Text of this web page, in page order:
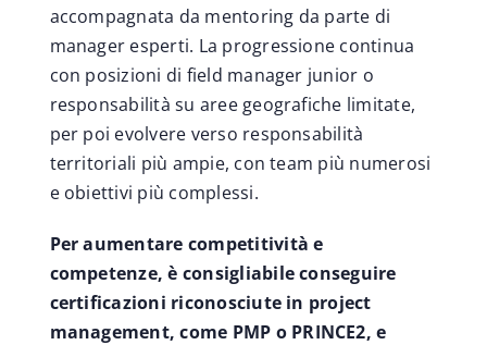
accompagnata da mentoring da parte di
manager esperti. La progressione continua
con posizioni di field manager junior o
responsabilità su aree geografiche limitate,
per poi evolvere verso responsabilità
territoriali più ampie, con team più numerosi
e obiettivi più complessi.
Per aumentare competitività e
competenze, è consigliabile conseguire
certificazioni riconosciute in project
management, come PMP o PRINCE2, e